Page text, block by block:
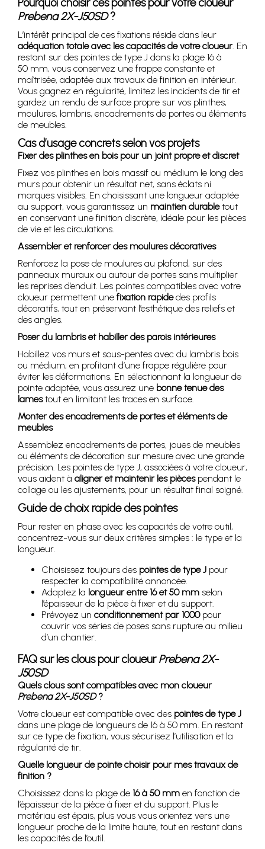
Prebena 2X-J50SD?
L’intérêt principal de ces fixations réside dans leur
adéquation totale avec les capacités de votre cloueur. En
restant sur des pointes de type J dans la plage 16 à
50 mm, vous conservez une frappe constante et
maîtrisée, adaptée aux travaux de finition en intérieur.
Vous gagnez en régularité, limitez les incidents de tir et
gardez un rendu de surface propre sur vos plinthes,
moulures, lambris, encadrements de portes ou éléments
de meubles.
Cas d’usage concrets selon vos projets
Fixer des plinthes en bois pour un joint propre et discret
Fixez vos plinthes en bois massif ou médium le long des
murs pour obtenir un résultat net, sans éclats ni
marques visibles. En choisissant une longueur adaptée
au support, vous garantissez un maintien durabletout
en conservant une finition discrète, idéale pour les pièces
de vie et les circulations.
Assembler et renforcer des moulures décoratives
Renforcez la pose de moulures au plafond, sur des
panneaux muraux ou autour de portes sans multiplier
les reprises d’enduit. Les pointes compatibles avec votre
cloueur permettent une fixation rapidedes profils
décoratifs, tout en préservant l’esthétique des reliefs et
des angles.
Poser du lambris et habiller des parois intérieures
Habillez vos murs et sous-pentes avec du lambris bois
ou médium, en profitant d’une frappe régulière pour
éviter les déformations. En sélectionnant la longueur de
pointe adaptée, vous assurez une bonne tenue des
lamestout en limitant les traces en surface.
Monter des encadrements de portes et éléments de
meubles
Assemblez encadrements de portes, joues de meubles
ou éléments de décoration sur mesure avec une grande
précision. Les pointes de type J, associées à votre cloueur,
vous aident à aligner et maintenir les piècespendant le
collage ou les ajustements, pour un résultat final soigné.
Guide de choix rapide des pointes
Pour rester en phase avec les capacités de votre outil,
concentrez-vous sur deux critères simples : le type et la
longueur.
Choisissez toujours des pointes de type J pour
respecter la compatibilité annoncée.
Adaptez la longueur entre 16 et 50 mm selon
l’épaisseur de la pièce à fixer et du support.
Prévoyez un conditionnement par 1000pour
couvrir vos séries de poses sans rupture au milieu
d’un chantier.
FAQ sur les clous pour cloueurPrebena 2X-
J50SD
Quels clous sont compatibles avec mon cloueur
Prebena 2X-J50SD?
Votre cloueur est compatible avec des pointes de type J
dans une plage de longueurs de 16 à 50 mm. En restant
sur ce type de fixation, vous sécurisez l’utilisation et la
régularité de tir.
Quelle longueur de pointe choisir pour mes travaux de
finition ?
Choisissez dans la plage de 16 à 50 mm en fonction de
l’épaisseur de la pièce à fixer et du support. Plus le
matériau est épais, plus vous vous orientez vers une
longueur proche de la limite haute, tout en restant dans
les capacités de l’outil.